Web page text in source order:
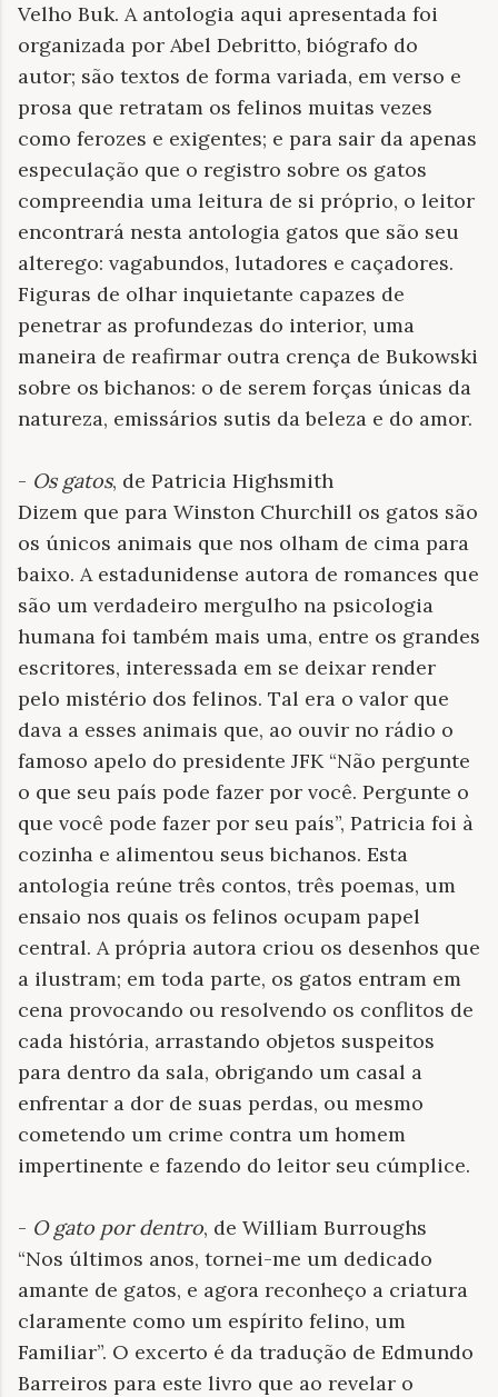
Velho Buk. A antologia aqui apresentada foi
organizada por Abel Debritto, biógrafo do
autor; são textos de forma variada, em verso e
prosa que retratam os felinos muitas vezes
como ferozes e exigentes; e para sair da apenas
especulação que o registro sobre os gatos
compreendia uma leitura de si próprio, o leitor
encontrará nesta antologia gatos que são seu
alterego: vagabundos, lutadores e caçadores.
Figuras de olhar inquietante capazes de
penetrar as profundezas do interior, uma
maneira de reafirmar outra crença de Bukowski
sobre os bichanos: o de serem forças únicas da
natureza, emissários sutis da beleza e do amor.
- Os gatos, de Patricia Highsmith
Dizem que para Winston Churchill os gatos são
os únicos animais que nos olham de cima para
baixo. A estadunidense autora de romances que
são um verdadeiro mergulho na psicologia
humana foi também mais uma, entre os grandes
escritores, interessada em se deixar render
pelo mistério dos felinos. Tal era o valor que
dava a esses animais que, ao ouvir no rádio o
famoso apelo do presidente JFK “Não pergunte
o que seu país pode fazer por você. Pergunte o
que você pode fazer por seu país”, Patricia foi à
cozinha e alimentou seus bichanos. Esta
antologia reúne três contos, três poemas, um
ensaio nos quais os felinos ocupam papel
central. A própria autora criou os desenhos que
a ilustram; em toda parte, os gatos entram em
cena provocando ou resolvendo os conflitos de
cada história, arrastando objetos suspeitos
para dentro da sala, obrigando um casal a
enfrentar a dor de suas perdas, ou mesmo
cometendo um crime contra um homem
impertinente e fazendo do leitor seu cúmplice.
- O gato por dentro, de William Burroughs
“Nos últimos anos, tornei-me um dedicado
amante de gatos, e agora reconheço a criatura
claramente como um espírito felino, um
Familiar”. O excerto é da tradução de Edmundo
Barreiros para este livro que ao revelar o